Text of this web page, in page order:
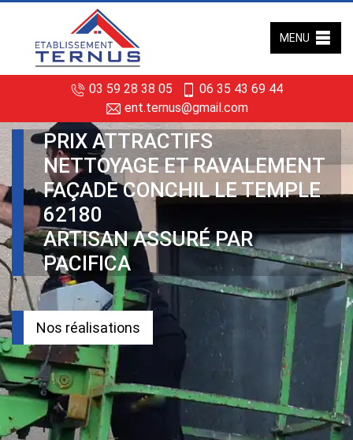
03 59 28 38 05
06 35 43 69 44
ent.ternus@gmail.com
MENU
PRIX ATTRACTIFS
NETTOYAGE ET RAVALEMENT
FAÇADE CONCHIL LE TEMPLE
62180
ARTISAN ASSURÉ PAR
PACIFICA
Nos réalisations